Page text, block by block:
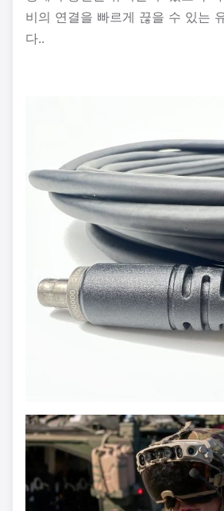
비의 연결을 빠르게 끊을 수 있는
다..